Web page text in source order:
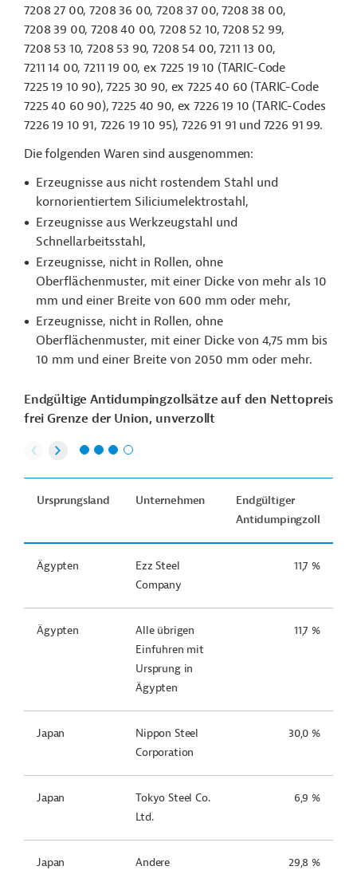
7208 27 00, 7208 36 00, 7208 37 00, 7208 38 00,
7208 39 00, 7208 40 00, 7208 52 10, 7208 52 99,
7208 53 10, 7208 53 90, 7208 54 00, 7211 13 00,
7211 14 00, 7211 19 00, ex 7225 19 10 (TARIC-Code
7225 19 10 90), 7225 30 90, ex 7225 40 60 (TARIC-Code
7225 40 60 90), 7225 40 90, ex 7226 19 10 (TARIC-Codes
7226 19 10 91, 7226 19 10 95), 7226 91 91 und 7226 91 99.
Die folgenden Waren sind ausgenommen:
Erzeugnisse aus nicht rostendem Stahl und
kornorientiertem Siliciumelektrostahl,
Erzeugnisse aus Werkzeugstahl und
Schnellarbeitsstahl,
Erzeugnisse, nicht in Rollen, ohne
Oberflächenmuster, mit einer Dicke von mehr als 10
mm und einer Breite von 600 mm oder mehr,
Erzeugnisse, nicht in Rollen, ohne
Oberflächenmuster, mit einer Dicke von 4,75 mm bis
10 mm und einer Breite von 2050 mm oder mehr.
Endgültige Antidumpingzollsätze auf den Nettopreis
frei Grenze der Union, unverzollt
Ursprungsland Unternehmen
Endgültiger
Antidumpingzoll
Ägypten
Ezz Steel
Company
11,7 %
Ägypten
Alle übrigen
Einfuhren mit
Ursprung in
Ägypten
11,7 %
Japan
Nippon Steel
Corporation
30,0 %
Japan
Tokyo Steel Co.
Ltd.
6,9 %
Japan
Andere
29,8 %